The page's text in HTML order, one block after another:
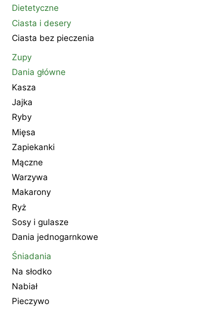
Dietetyczne
Ciasta i desery
Ciasta bez pieczenia
Zupy
Dania główne
Kasza
Jajka
Ryby
Mięsa
Zapiekanki
Mączne
Warzywa
Makarony
Ryż
Sosy i gulasze
Dania jednogarnkowe
Śniadania
Na słodko
Nabiał
Pieczywo